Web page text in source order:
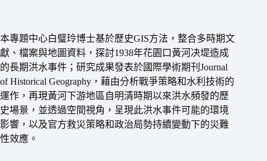
本專題中心白璧玲博士基於歷史GIS方法，整合多時期文
獻、檔案與地圖資料，探討1938年花園口黃河决堤造成
的長期洪水事件；研究成果發表於國際學術期刊Journal
of Historical Geography，藉由分析戰爭策略和水利技術的
運作，再現黃河下游地區自明清時期以來洪水頻發的歷
史場景，並透過空間視角，呈現此洪水事件可能的環境
影響，以及官方救災策略和政治局勢持續變動下的災難
性效應。